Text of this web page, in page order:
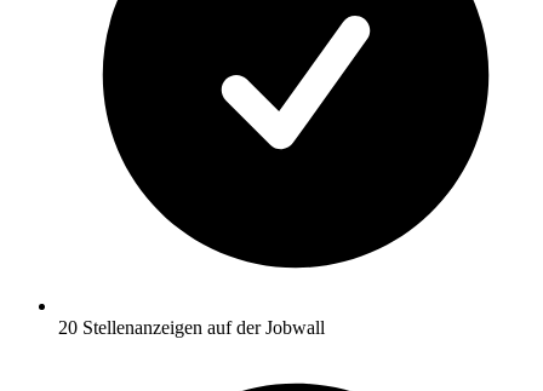
20 Stellenanzeigen auf der Jobwall